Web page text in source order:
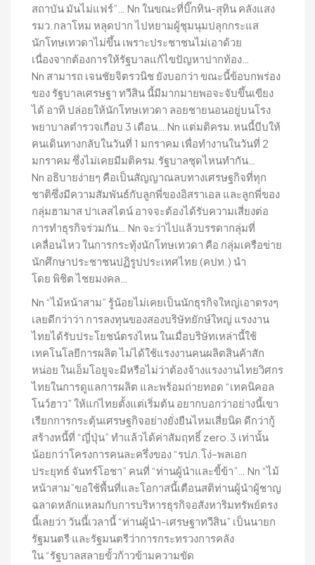
สถาบัน มันไม่แฟร์”… Nn ในขณะที่บิ๊กทิน-สุทิน คลังแสง
รมว.กลาโหม หลุดปาก ไปหยามผู้ชุมนุมปลุกกระแส
นักโทษเทวดาไม่ขึ้น เพราะประชาชนไม่เอาด้วย
เนื่องจากต้องการให้รัฐบาลแก้ไขปัญหาปากท้อง…
Nn สามารถ เจนชัยจิตรวนิช ยังบอกว่า ขณะนี้ข้อบกพร่อง
ของ รัฐบาลเศรษฐา ทวีสิน นี้มีมากมายพอจะจับขึ้นเขียง
ได้ อาทิ ปล่อยให้นักโทษเทวดา ลอยชายนอนอยู่บนโรง
พยาบาลตำรวจเกือบ 3 เดือน… Nn แต่มติครม.หนนี้บีบให้
คนเดินทางกลับในวันที่ 1 มกราคม เพื่อทำงานในวันที่ 2
มกราคม ซึ่งไม่เคยมีมติครม.รัฐบาลชุดไหนทำกัน…
Nn อธิบายง่ายๆ คือเป็นสัญญาณลบทางเศรษฐกิจที่ทุก
ชาติซึ่งมีความสัมพันธ์กับลูกพี่ของอิสราเอล และลูกพี่ของ
กลุ่มฮามาส ปาเลสไตน์ อาจจะต้องได้รับความเสี่ยงต่อ
การทำธุรกิจร่วมกัน… Nn จะว่าไปแล้วบรรดากลุ่มที่
เคลื่อนไหว ในการกระทุ้งนักโทษเทวดา คือ กลุ่มเครือข่าย
นักศึกษาประชาชนปฏิรูปประเทศไทย (คปท.) นำ
โดย พิชิต ไชยมงคล…
Nn “ไม้หน้าสาม” รู้น้อยไม่เคยเป็นนักธุรกิจใหญ่เอาตรงๆ
เลยดีกว่าว่า การลงทุนของสองบริษัทยักษ์ใหญ่ แรงงาน
ไทยได้รับประโยชน์ตรงไหน ในเมื่อบริษัทเหล่านี้ใช้
เทคโนโลยีการผลิต ไม่ได้ใช้แรงงานคนผลิตสินค้าสัก
หน่อย ในเอ็มโอยูจะมีหรือไม่ว่าต้องจ้างแรงงานไทยวิศกร
ไทยในการดูแลการผลิต และพร้อมถ่ายทอด “เทคนิคอล
โนว์ฮาว” ให้แก่ไทยตั้งแต่เริ่มต้น อยากบอกว่าอย่างนี้เขา
เรียกการกระตุ้นเศรษฐกิจอย่างยั่งยืนไหมเสี่ยนิด ดีกว่ากู้
สร้างหนี้ที่ “ญี่ปุ่น” ทำแล้วได้ค่าสัมฤทธิ์ zero.3 เท่านั้น
น้อยกว่าโครงการคนละครึ่งของ “รปภ.โง่–พลเอก
ประยุทธ์ จันทร์โอชา” คนที่ “ท่านผู้นำและขี้ข้า”… Nn “ไม้
หน้าสาม”ขอใช้พื้นที่และโอกาสนี้เตือนสติท่านผู้นำผู้ชาญ
ฉลาดหลักแหลมกับการบริหารธุรกิจอสังหาริมทรัพย์ตรง
นี้เลยว่า วันนี้เวลานี้ “ท่านผู้นำ-เศรษฐาทวีสิน” เป็นนายก
รัฐมนตรี และรัฐมนตรีว่าการกระทรวงการคลัง
ใน “รัฐบาลสลายขั้วก้าวข้ามความขัด